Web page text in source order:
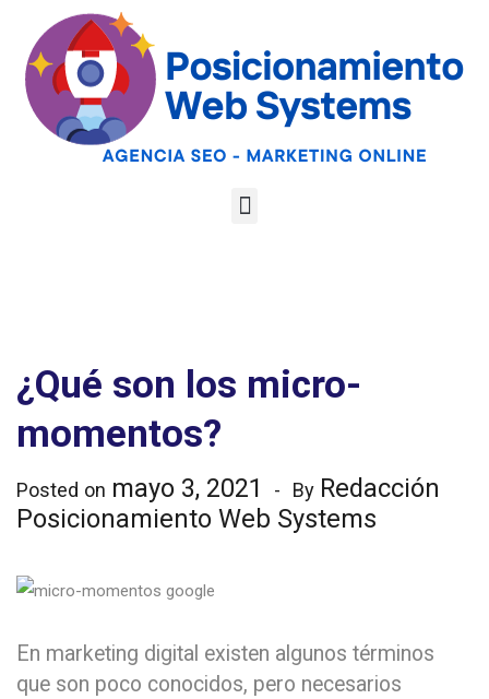
¿Qué son los micro-
momentos?
Posted on mayo 3, 2021 By Redacción
Posicionamiento Web Systems
En marketing digital existen algunos términos
que son poco conocidos, pero necesarios
Optimiza tu web
para las AI
Google
Overviews y los
LLMs
Analiza tu web gratis